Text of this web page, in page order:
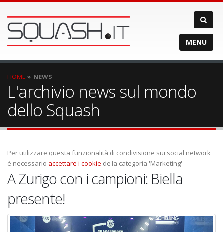
MENU
HOME NEWS
L'archivio news sul mondo
dello Squash
Per utilizzare questa funzionalità di condivisione sui social network
è necessario accettare i cookie della categoria 'Marketing'
A Zurigo con i campioni: Biella
presente!